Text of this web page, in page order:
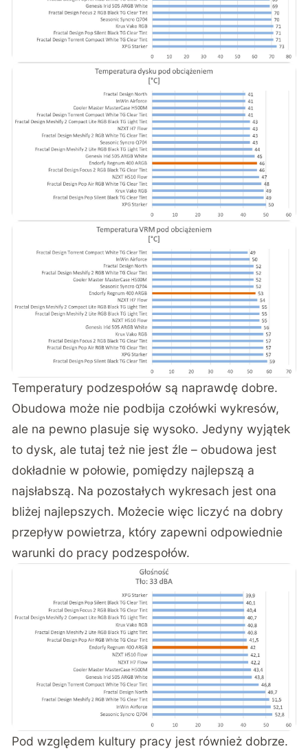
Temperatury podzespołów są naprawdę dobre.
Obudowa może nie podbija czołówki wykresów,
ale na pewno plasuje się wysoko. Jedyny wyjątek
to dysk, ale tutaj też nie jest źle – obudowa jest
dokładnie w połowie, pomiędzy najlepszą a
najsłabszą. Na pozostałych wykresach jest ona
bliżej najlepszych. Możecie więc liczyć na dobry
przepływ powietrza, który zapewni odpowiednie
warunki do pracy podzespołów.
Pod względem kultury pracy jest również dobrze.